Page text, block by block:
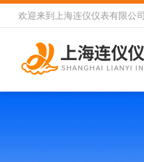
欢迎来到 上海连仪仪表有限公司